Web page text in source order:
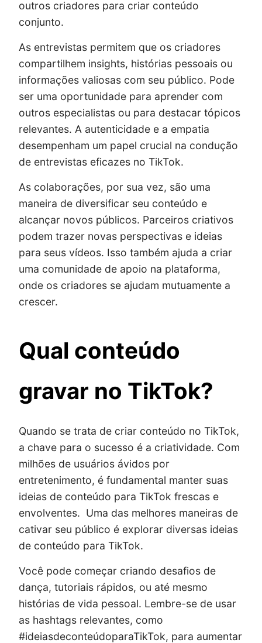
outros criadores para criar conteúdo
conjunto.
As entrevistas permitem que os criadores
compartilhem insights, histórias pessoais ou
informações valiosas com seu público. Pode
ser uma oportunidade para aprender com
outros especialistas ou para destacar tópicos
relevantes. A autenticidade e a empatia
desempenham um papel crucial na condução
de entrevistas eficazes no TikTok.
As colaborações, por sua vez, são uma
maneira de diversificar seu conteúdo e
alcançar novos públicos. Parceiros criativos
podem trazer novas perspectivas e ideias
para seus vídeos. Isso também ajuda a criar
uma comunidade de apoio na plataforma,
onde os criadores se ajudam mutuamente a
crescer.
Qual conteúdo
gravar no TikTok?
Quando se trata de criar conteúdo no TikTok,
a chave para o sucesso é a criatividade. Com
milhões de usuários ávidos por
entretenimento, é fundamental manter suas
ideias de conteúdo para TikTok frescas e
envolventes. Uma das melhores maneiras de
cativar seu público é explorar diversas ideias
de conteúdo para TikTok.
Você pode começar criando desafios de
dança, tutoriais rápidos, ou até mesmo
histórias de vida pessoal. Lembre-se de usar
as hashtags relevantes, como
#ideiasdeconteúdoparaTikTok, para aumentar